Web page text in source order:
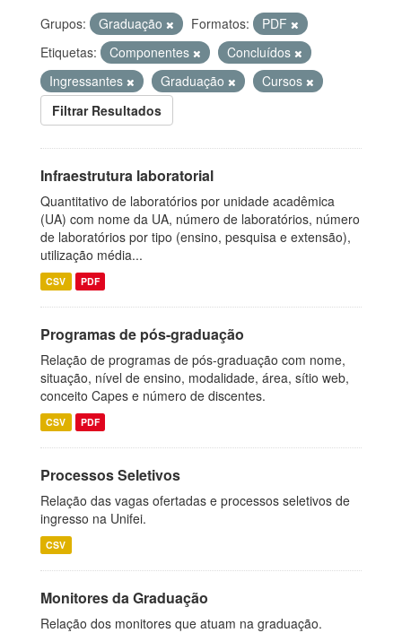
Grupos: Graduação Formatos:
PDF
Etiquetas:
Componentes
Concluídos
Ingressantes
Graduação
Cursos
Filtrar Resultados
Infraestrutura laboratorial
Quantitativo de laboratórios por unidade acadêmica
(UA) com nome da UA, número de laboratórios, número
de laboratórios por tipo (ensino, pesquisa e extensão),
utilização média...
CSV PDF
Programas de pós-graduação
Relação de programas de pós-graduação com nome,
situação, nível de ensino, modalidade, área, sítio web,
conceito Capes e número de discentes.
CSV PDF
Processos Seletivos
Relação das vagas ofertadas e processos seletivos de
ingresso na Unifei.
CSV
Monitores da Graduação
Relação dos monitores que atuam na graduação.